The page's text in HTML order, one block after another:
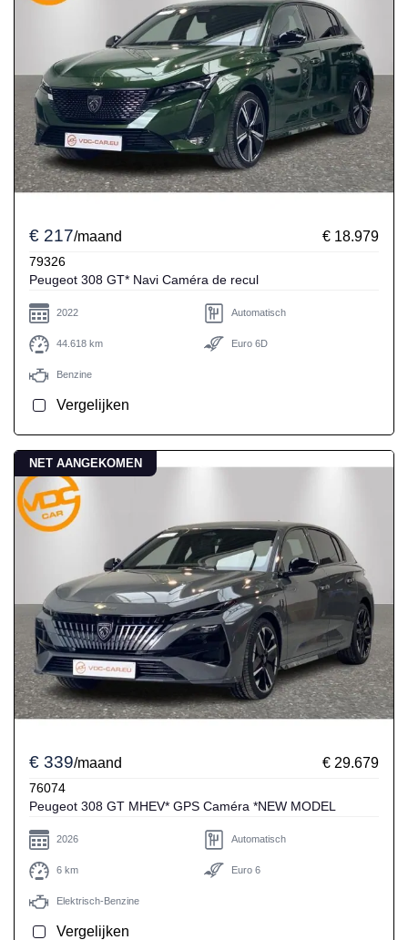
€ 217/maand € 18.979
79326
Peugeot 308 GT* Navi Caméra de recul
2022 Automatisch
44.618 km Euro 6D
Benzine
Vergelijken
NET AANGEKOMEN
€ 339/maand € 29.679
76074
Peugeot 308 GT MHEV* GPS Caméra *NEW MODEL
2026 Automatisch
6 km Euro 6
Elektrisch-Benzine
Vergelijken